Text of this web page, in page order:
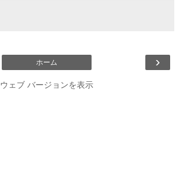
›
ホーム
ウェブ バージョンを表示